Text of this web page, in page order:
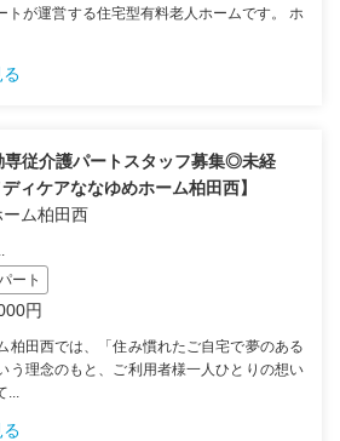
トが運営する住宅型有料老人ホームです。 ホ
専従介護パートスタッフ募集◎未経
ィケアななゆめホーム柏田西】
ーム柏田西
ート
円
柏田西では、「住み慣れたご自宅で夢のある
う理念のもと、ご利用者様一人ひとりの想い